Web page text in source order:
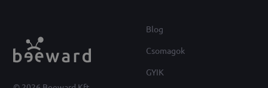
Blog
Csomagok
GYIK